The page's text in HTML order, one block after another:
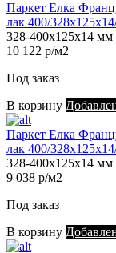
Паркет Елка
лак 400/
328-400х125х14 мм
10 122 р/м2
Под заказ
В корзину
Паркет Елка
лак 400/
328-400х125х14 мм
9 038 р/м2
Под заказ
В корзину